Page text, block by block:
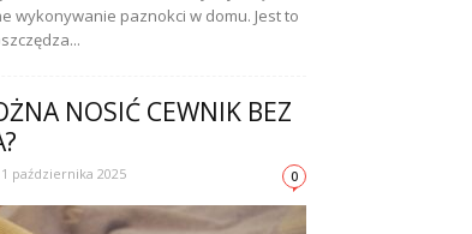
wykonywanie paznokci w domu. Jest to
NOSIĆ CEWNIK BEZ
1 października 2025 0